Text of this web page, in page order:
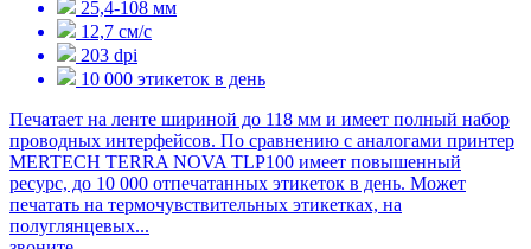
25,4-108 мм
12,7 см/с
203 dpi
10 000 этикеток в день
Печатает на ленте шириной до 118 мм и имеет полный набор
проводных интерфейсов. По сравнению с аналогами принтер
MERTECH TERRA NOVA TLP100 имеет повышенный
ресурс, до 10 000 отпечатанных этикеток в день. Может
печатать на термочувствительных этикетках, на
полуглянцевых...